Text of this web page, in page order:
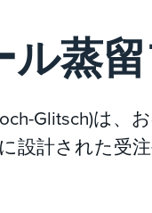
ル蒸
Glitsch)は、
設計された受